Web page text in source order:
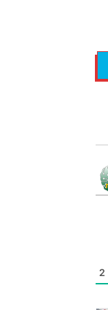
2